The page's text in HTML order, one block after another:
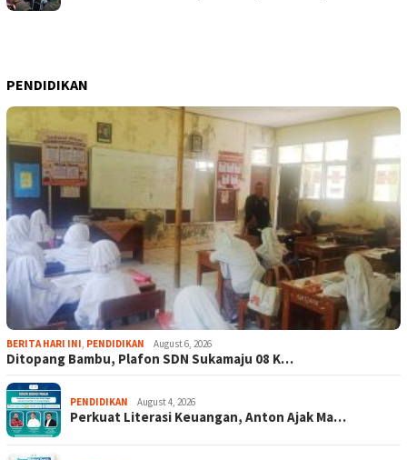
PENDIDIKAN
BERITA HARI INI PENDIDIKAN August 6, 2026
Ditopang Bambu, Plafon SDN Sukamaju 08 K…
PENDIDIKAN August 4, 2026
Perkuat Literasi Keuangan, Anton Ajak Ma…